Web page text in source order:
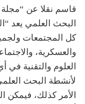
قاسم نقلا عن “مجلة
البحث العلمي يعد
كل المجتمعات
والعسكرية،
العلوم والتقنية
لأنشطة البحث
الأمر كذلك، فيمكن